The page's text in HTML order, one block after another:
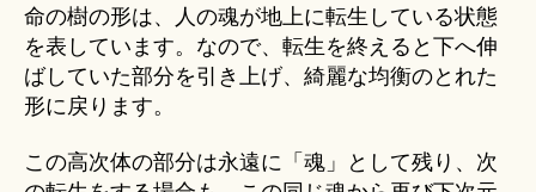
命の樹の形は、人の魂が地上に転生している状態
を表しています。なので、転生を終えると下へ伸
ばしていた部分を引き上げ、綺麗な均衡のとれた
形に戻ります。
この高次体の部分は永遠に「魂」として残り、次